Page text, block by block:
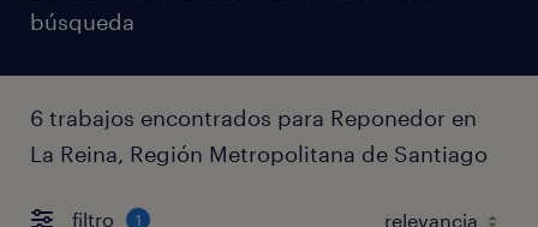
búsqueda
6 trabajos encontrados para Reponedor en
La Reina, Región Metropolitana de Santiago
filtro 1